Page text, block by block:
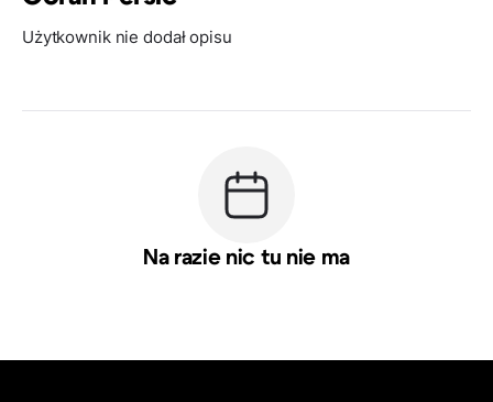
Użytkownik nie dodał opisu
Na razie nic tu nie ma